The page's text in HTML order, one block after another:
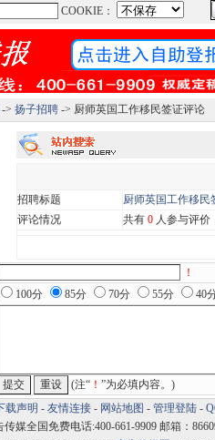
-> 扬子招聘-> 厨师英国工作移民签证评论
招聘标题
厨师英国工作移民
评论情况
共有 0 人参与评价
！
100分 85分 70分 55分 40
(注“！ ”为必填内容。)
载声明 - 友情连接 - 网站地图 - 管理登陆 -
媒全国免费电话:400-661-9909 邮箱：